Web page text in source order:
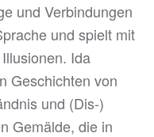
und Verbindungen
und spielt mit
Ida
Geschichten von
und (Dis-)
Gemälde, die in